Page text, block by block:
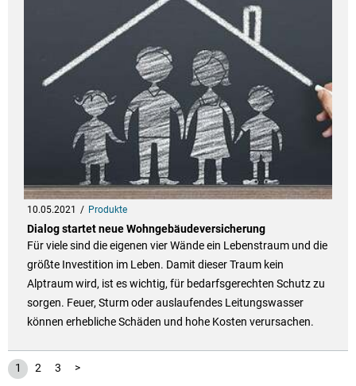
10.05.2021 Produkte
Dialog startet neue Wohngebäudeversicherung
Für viele sind die eigenen vier Wände ein Lebenstraum und die
größte Investition im Leben. Damit dieser Traum kein
Alptraum wird, ist es wichtig, für bedarfsgerechten Schutz zu
sorgen. Feuer, Sturm oder auslaufendes Leitungswasser
können erhebliche Schäden und hohe Kosten verursachen.
1 2 3 >